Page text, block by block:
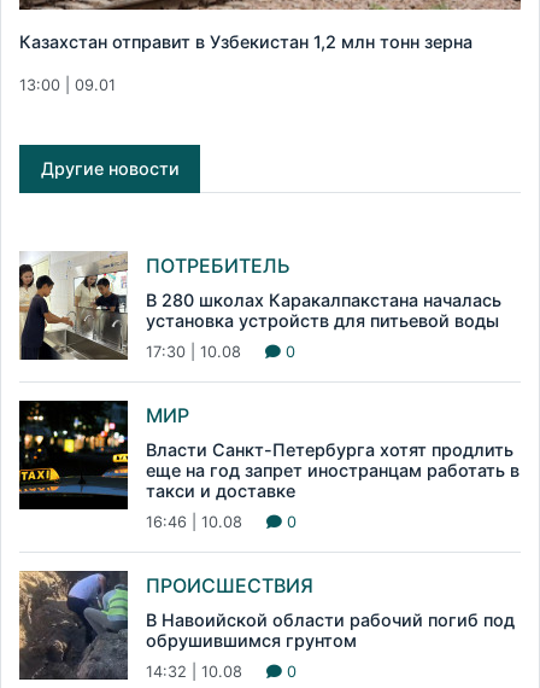
Казахстан отправит в Узбекистан 1,2 млн тонн зерна
13:00 | 09.01
Другие новости
ПОТРЕБИТЕЛЬ
В 280 школах Каракалпакстана началась
установка устройств для питьевой воды
17:30 | 10.08 0
МИР
Власти Санкт-Петербурга хотят продлить
еще на год запрет иностранцам работать в
такси и доставке
16:46 | 10.08 0
ПРОИСШЕСТВИЯ
В Навоийской области рабочий погиб под
обрушившимся грунтом
14:32 | 10.08 0